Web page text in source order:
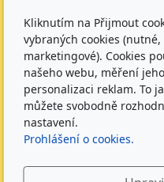
+420 734
+420 733 539 322 -
+420 733
Kliknutím na Přijmout
vybraných cookies
marketingové). Cookies
našeho webu, měření
personalizaci reklam. To
můžete svobodně
nastavení.
Prohlášení o cookies.